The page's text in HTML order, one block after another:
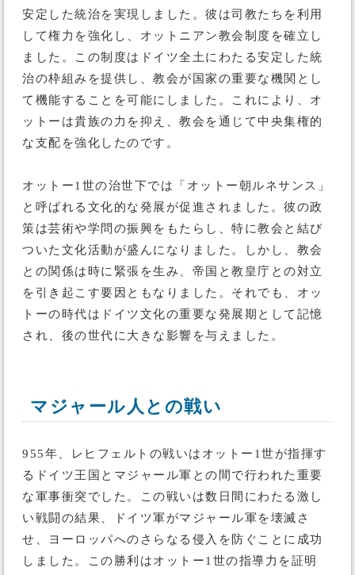
安定した統治を実現しました。彼は司教たちを利用
して権力を強化し、オットニアン教会制度を確立し
ました。この制度はドイツ全土にわたる安定した統
治の枠組みを提供し、教会が国家の重要な機関とし
て機能することを可能にしました。これにより、オ
ットーは貴族の力を抑え、教会を通じて中央集権的
な支配を強化したのです。
オットー1世の治世下では「オットー朝ルネサンス」
と呼ばれる文化的な発展が促進されました。彼の政
策は芸術や学問の振興をもたらし、特に教会と結び
ついた文化活動が盛んになりました。しかし、教会
との関係は時に緊張を生み、帝国と教皇庁との対立
を引き起こす要因ともなりました。それでも、オッ
トーの時代はドイツ文化の重要な発展期として記憶
され、後の世代に大きな影響を与えました。
マジャール人との戦い
955年、レヒフェルトの戦いはオットー1世が指揮す
るドイツ王国とマジャール軍との間で行われた重要
な軍事衝突でした。この戦いは数日間にわたる激し
い戦闘の結果、ドイツ軍がマジャール軍を壊滅さ
せ、ヨーロッパへのさらなる侵入を防ぐことに成功
しました。この勝利はオットー1世の指導力を証明